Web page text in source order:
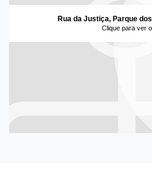
Rua da Justiça, Parque
Clique para ver